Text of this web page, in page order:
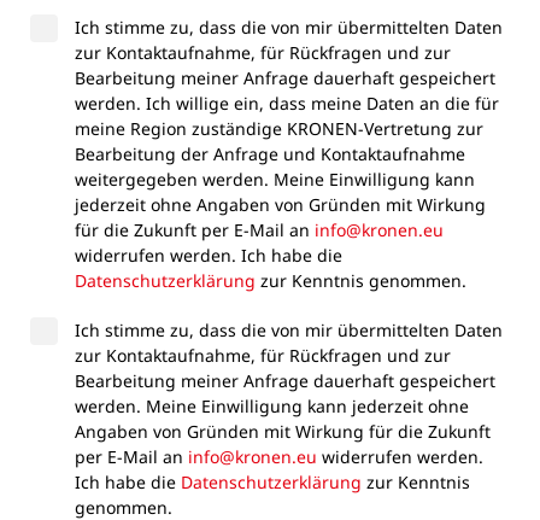
Ich stimme zu, dass die von mir übermittelten Daten
zur Kontaktaufnahme, für Rückfragen und zur
Bearbeitung meiner Anfrage dauerhaft gespeichert
werden. Ich willige ein, dass meine Daten an die für
meine Region zuständige KRONEN-Vertretung zur
Bearbeitung der Anfrage und Kontaktaufnahme
weitergegeben werden. Meine Einwilligung kann
jederzeit ohne Angaben von Gründen mit Wirkung
für die Zukunft per E-Mail an info@kronen.eu
widerrufen werden. Ich habe die
Datenschutzerklärung zur Kenntnis genommen.
Ich stimme zu, dass die von mir übermittelten Daten
zur Kontaktaufnahme, für Rückfragen und zur
Bearbeitung meiner Anfrage dauerhaft gespeichert
werden. Meine Einwilligung kann jederzeit ohne
Angaben von Gründen mit Wirkung für die Zukunft
per E-Mail an info@kronen.eu widerrufen werden.
Ich habe die Datenschutzerklärung zur Kenntnis
genommen.